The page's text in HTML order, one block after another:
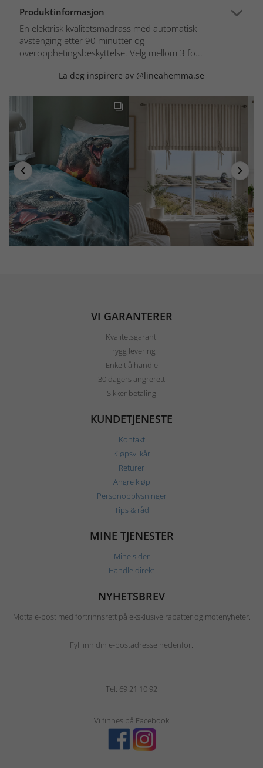
Produktinformasjon
En elektrisk kvalitetsmadrass med automatisk
avstenging etter 90 minutter og
overopphetingsbeskyttelse. Velg mellom 3 fo...
La deg inspirere av @lineahemma.se
VI GARANTERER
Kvalitetsgaranti
Trygg levering
Enkelt å handle
30 dagers angrerett
Sikker betaling
KUNDETJENESTE
Kontakt
Kjøpsvilkår
Returer
Angre kjøp
Personopplysninger
Tips & råd
MINE TJENESTER
Mine sider
Handle direkt
NYHETSBREV
Motta e-post med fortrinnsrett på eksklusive rabatter og motenyheter.
Fyll inn din e-postadresse nedenfor.
Tel: 69 21 10 92
Vi finnes på Facebook